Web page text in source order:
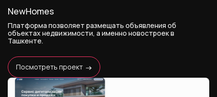
NewHomes
Платформа позволяет размещать объявления об
объектах недвижимости, а именно новостроек в
Ташкенте.
Посмотреть проект